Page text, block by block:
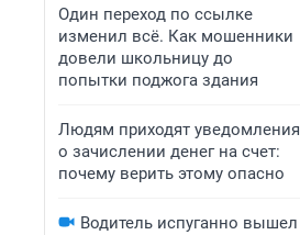
Один переход по ссылке
изменил всё. Как мошенники
довели школьницу до
попытки поджога здания
Людям приходят уведомления
о зачислении денег на счет:
почему верить этому опасно
Водитель испуганно вышел